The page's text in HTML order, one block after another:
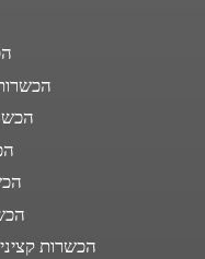
הכשרות